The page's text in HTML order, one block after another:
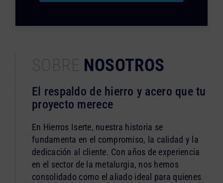
NOSOTROS
El respaldo de hierro y acero que tu
proyecto merece
En Hierros Iserte, nuestra historia se
fundamenta en el compromiso, la calidad y la
dedicación al cliente. Con años de experiencia
en el sector de la metalurgia, nos hemos
consolidado como el aliado ideal para quienes